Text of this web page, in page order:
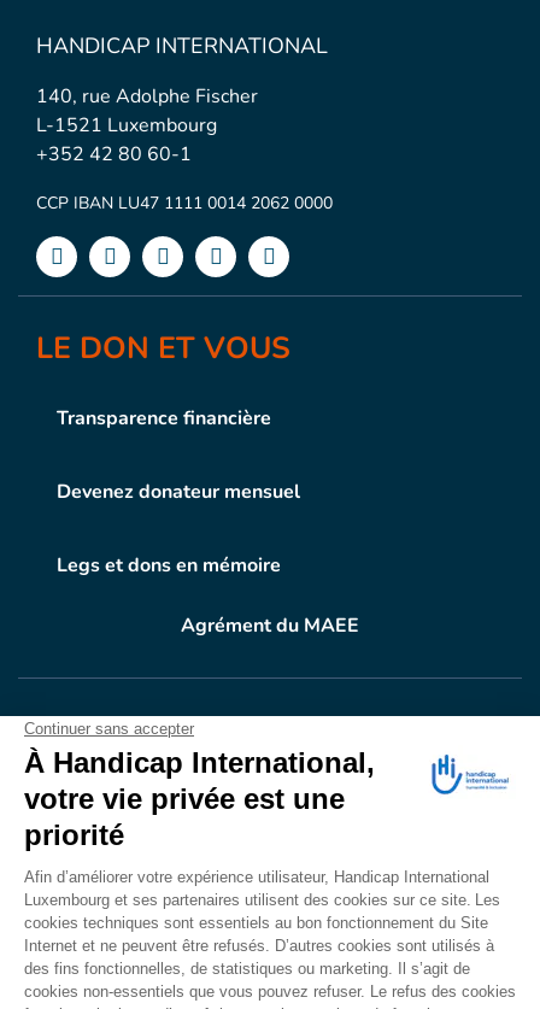
HANDICAP INTERNATIONAL
140, rue Adolphe Fischer
L-1521 Luxembourg
+352 42 80 60-1
CCP IBAN LU47 1111 0014 2062 0000
LE DON ET VOUS
Transparence financière
Devenez donateur mensuel
Legs et dons en mémoire
Agrément du MAEE
VOTRE DONEN ACTION
Grâce à vous, en 2024, 604.716 personnes ont
bénéficié d’appareillage et d’activités de réadaptation.
Merci pour votre générosité.
Lire notre rapport annuel